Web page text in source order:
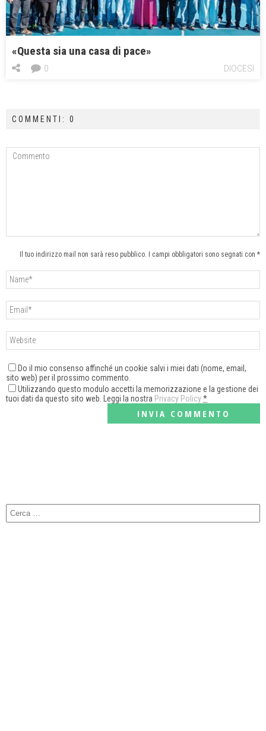
«Questa sia una casa di pace»
DIOCESI
0
COMMENTI: 0
Il tuo indirizzo mail non sarà reso pubblico. I campi obbligatori sono segnati con *
Do il mio consenso affinché un cookie salvi i miei dati (nome, email,
sito web) per il prossimo commento.
Utilizzando questo modulo accetti la memorizzazione e la gestione dei
tuoi dati da questo sito web. Leggi la nostra Privacy Policy*